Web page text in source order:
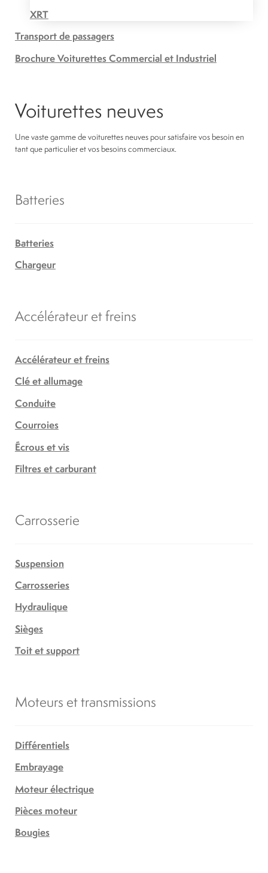
XRT
Transport de passagers
Brochure Voiturettes Commercial et Industriel
Voiturettes neuves
Une vaste gamme de voiturettes neuves pour satisfaire vos besoin en
tant que particulier et vos besoins commerciaux.
Batteries
Batteries
Chargeur
Accélérateur et freins
Accélérateur et freins
Clé et allumage
Conduite
Courroies
Écrous et vis
Filtres et carburant
Carrosserie
Suspension
Carrosseries
Hydraulique
Sièges
Toit et support
Moteurs et transmissions
Différentiels
Embrayage
Moteur électrique
Pièces moteur
Bougies